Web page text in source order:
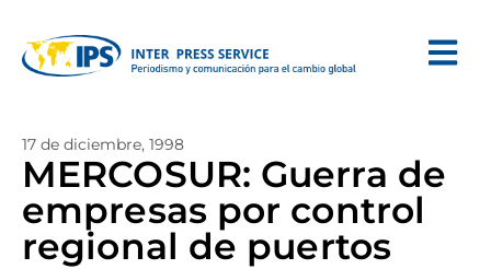
17 de diciembre, 1998
MERCOSUR: Guerra de
empresas por control
regional de puertos